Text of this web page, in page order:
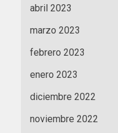
abril 2023
marzo 2023
febrero 2023
enero 2023
diciembre 2022
noviembre 2022